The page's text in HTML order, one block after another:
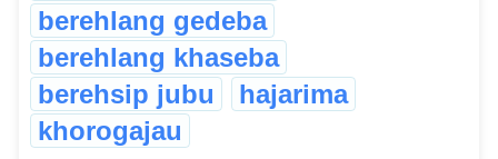
berehlang gedeba
berehlang khaseba
berehsip jubu
hajarima
khorogajau